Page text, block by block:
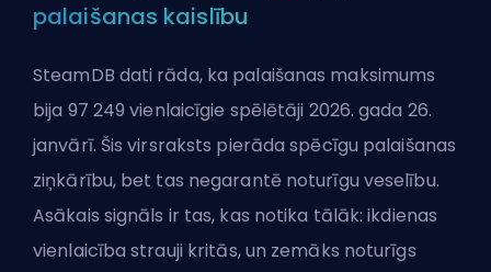
palaišanas kaislību
SteamDB dati rāda, ka palaišanas maksimums
bija 97 249 vienlaicīgie spēlētāji 2026. gada 26.
janvārī. Šis virsraksts pierāda spēcīgu palaišanas
ziņkārību, bet tas negarantē noturīgu veselību.
Asākais signāls ir tas, kas notika tālāk: ikdienas
vienlaicība strauji kritās, un zemāks noturīgs